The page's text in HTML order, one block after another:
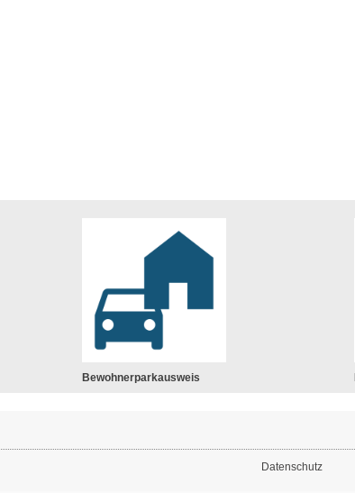
Bewohnerparkausweis
Datenschutz